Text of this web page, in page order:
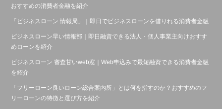
おすすめの消費者金融を紹介
「ビジネスローン 情報局」｜即日でビジネスローンを借りれる消費者金融
ビジネスローン早い情報部｜即日融資できる法人・個人事業主向けおすす
めローンを紹介
ビジネスローン 審査甘いweb窓｜Web申込みで最短融資できる消費者金融
を紹介
「フリーローン良いローン総合案内所」とは何を指すのか？おすすめのフ
リーローンの特徴と選び方を紹介